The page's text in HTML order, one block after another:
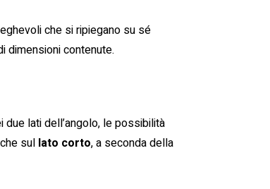
che si ripiegano su sé
dimensioni contenute.
lati dell’angolo, le possibilità
che sul lato corto, a seconda della